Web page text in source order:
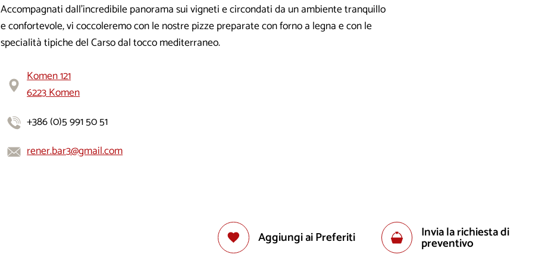
Accompagnati dall’incredibile panorama sui vigneti e circondati da un ambiente tranquillo
e confortevole, vi coccoleremo con le nostre pizze preparate con forno a legna e con le
specialità tipiche del Carso dal tocco mediterraneo.
Komen 121
6223 Komen
+386 (0)5 991 50 51
rener.bar3@gmail.com
Aggiungi ai Preferiti Invia la richiesta di
preventivo